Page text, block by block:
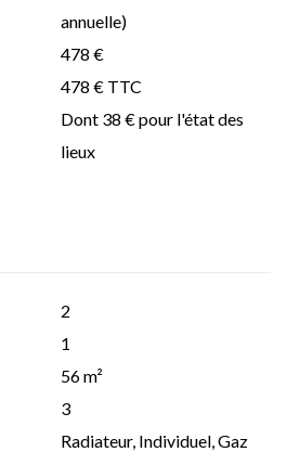
annuelle)
478 €
478 € TTC
Dont 38 € pour l'état des
lieux
2
1
56 m²
3
Radiateur, Individuel, Gaz